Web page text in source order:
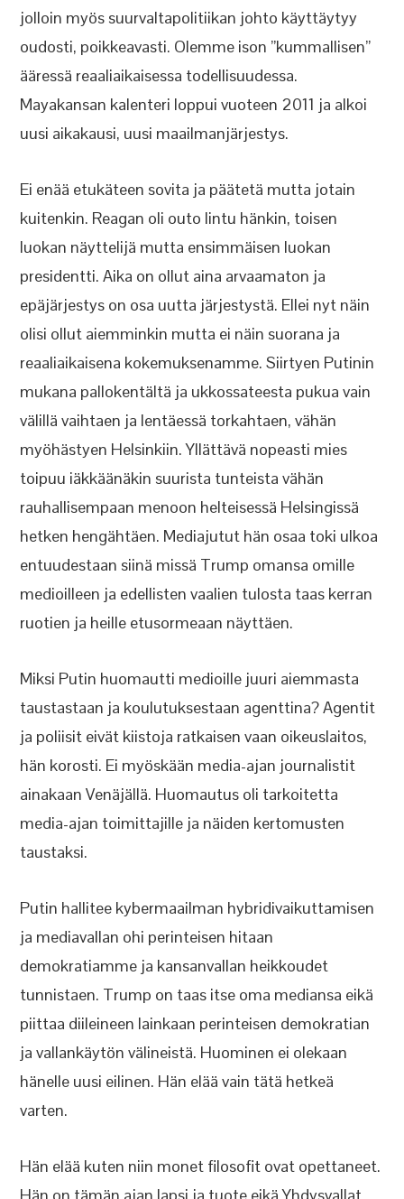
jolloin myös suurvaltapolitiikan johto käyttäytyy
oudosti, poikkeavasti. Olemme ison ”kummallisen”
ääressä reaaliaikaisessa todellisuudessa.
Mayakansan kalenteri loppui vuoteen 2011 ja alkoi
uusi aikakausi, uusi maailmanjärjestys.
Ei enää etukäteen sovita ja päätetä mutta jotain
kuitenkin. Reagan oli outo lintu hänkin, toisen
luokan näyttelijä mutta ensimmäisen luokan
presidentti. Aika on ollut aina arvaamaton ja
epäjärjestys on osa uutta järjestystä. Ellei nyt näin
olisi ollut aiemminkin mutta ei näin suorana ja
reaaliaikaisena kokemuksenamme. Siirtyen Putinin
mukana pallokentältä ja ukkossateesta pukua vain
välillä vaihtaen ja lentäessä torkahtaen, vähän
myöhästyen Helsinkiin. Yllättävä nopeasti mies
toipuu iäkkäänäkin suurista tunteista vähän
rauhallisempaan menoon helteisessä Helsingissä
hetken hengähtäen. Mediajutut hän osaa toki ulkoa
entuudestaan siinä missä Trump omansa omille
medioilleen ja edellisten vaalien tulosta taas kerran
ruotien ja heille etusormeaan näyttäen.
Miksi Putin huomautti medioille juuri aiemmasta
taustastaan ja koulutuksestaan agenttina? Agentit
ja poliisit eivät kiistoja ratkaisen vaan oikeuslaitos,
hän korosti. Ei myöskään media-ajan journalistit
ainakaan Venäjällä. Huomautus oli tarkoitetta
media-ajan toimittajille ja näiden kertomusten
taustaksi.
Putin hallitee kybermaailman hybridivaikuttamisen
ja mediavallan ohi perinteisen hitaan
demokratiamme ja kansanvallan heikkoudet
tunnistaen. Trump on taas itse oma mediansa eikä
piittaa diileineen lainkaan perinteisen demokratian
ja vallankäytön välineistä. Huominen ei olekaan
hänelle uusi eilinen. Hän elää vain tätä hetkeä
varten.
Hän elää kuten niin monet filosofit ovat opettaneet.